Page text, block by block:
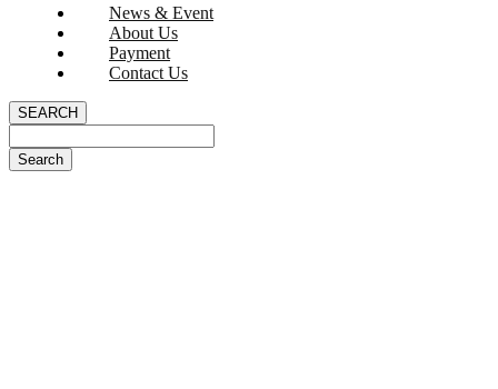
News & Event
About Us
Payment
Contact Us
SEARCH